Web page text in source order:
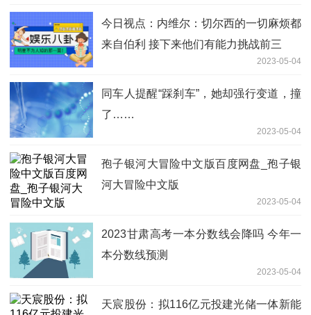
今日视点：内维尔：切尔西的一切麻烦都
来自伯利 接下来他们有能力挑战前三
2023-05-04
同车人提醒“踩刹车”，她却强行变道，撞
了……
2023-05-04
孢子银河大冒险中文版百度网盘_孢子银
河大冒险中文版
2023-05-04
2023甘肃高考一本分数线会降吗 今年一
本分数线预测
2023-05-04
天宸股份：拟116亿元投建光储一体新能